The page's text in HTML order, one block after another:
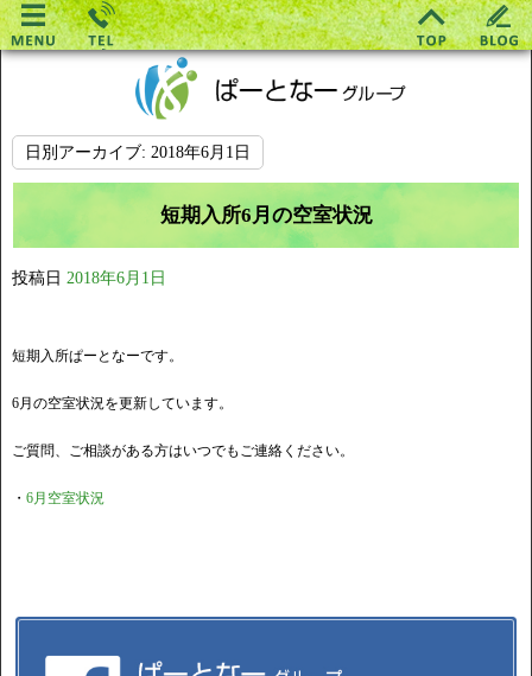
日別アーカイブ: 2018年6月1日
短期入所6月の空室状況
投稿日 2018年6月1日
短期入所ぱーとなーです。
6月の空室状況を更新しています。
ご質問、ご相談がある方はいつでもご連絡ください。
・ 6月空室状況